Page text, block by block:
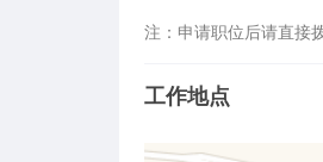
注：申请职位后请直接
工作地点